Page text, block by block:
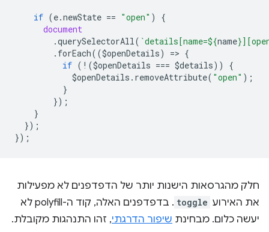
if (e.newState == "open" )
{
document
.querySelectorAll( `details[name=${name}
. forEach(($openDetails) => {
if ( ! ($openDetails === $details))
{
$openDetails . removeAttribute( "open" );
}
});
}
});
});
חלק מהגרסאות הישנות יותר של הדפדפנים לא מפעילות
את האירוע toggle
. בדפדפנים האלה, קוד ה-polyfill לא
יעשה כלום. מבחינת שיפור הדרגתי, זהו התנהגות מקובלת.